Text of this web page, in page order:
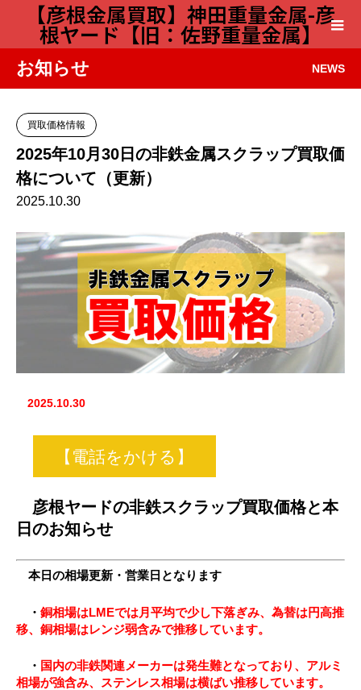
【彦根金属買取】神田重量金属-彦
根ヤード【旧：佐野重量金属】
お知らせ NEWS
買取価格情報
2025年10月30日の非鉄金属スクラップ買取価
格について（更新）
2025.10.30
2025.10.30
【電話をかける】
彦根ヤードの非鉄スクラップ買取価格と本
日のお知らせ
本日の相場更新・営業日となります
・ 銅相場はLMEでは月平均で少し下落ぎみ、為替は円高推
移、銅相場はレンジ弱含みで推移しています。
・ 国内の非鉄関連メーカーは発生難となっており、アルミ
相場が強含み、ステンレス相場は横ばい推移しています。